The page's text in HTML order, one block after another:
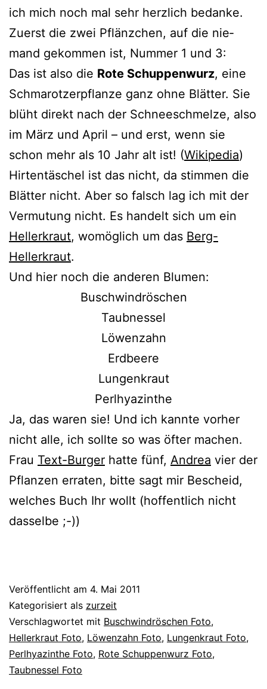
ich mich noch mal sehr herz­lich bedanke.
Zuerst die zwei Pflänzchen, auf die nie­
mand gekom­men ist, Nummer 1 und 3:
Das ist also die Rote Schuppenwurz, eine
Schmarotzerpflanze ganz ohne Blätter. Sie
blüht direkt nach der Schneeschmelze, also
im März und April – und erst, wenn sie
schon mehr als 10 Jahr alt ist! (Wikipedia)
Hirtentäschel ist das nicht, da stim­men die
Blätter nicht. Aber so falsch lag ich mit der
Vermutung nicht. Es han­delt sich um ein
Hellerkraut, womög­lich um das Berg-
Hellerkraut.
Und hier noch die ande­ren Blumen:
Buschwindröschen
Taubnessel
Löwenzahn
Erdbeere
Lungenkraut
Perlhyazinthe
Ja, das waren sie! Und ich kann­te vor­her
nicht alle, ich soll­te so was öfter machen.
Frau Text-Burger hat­te fünf, Andrea vier der
Pflanzen erra­ten, bit­te sagt mir Bescheid,
wel­ches Buch Ihr wollt (hof­fent­lich nicht
dasselbe ;-))
Veröffentlicht am 4. Mai 2011
Kategorisiert als zurzeit
Verschlagwortet mit Buschwindröschen Foto,
Hellerkraut Foto, Löwenzahn Foto, Lungenkraut Foto,
Perlhyazinthe Foto, Rote Schuppenwurz Foto,
Taubnessel Foto